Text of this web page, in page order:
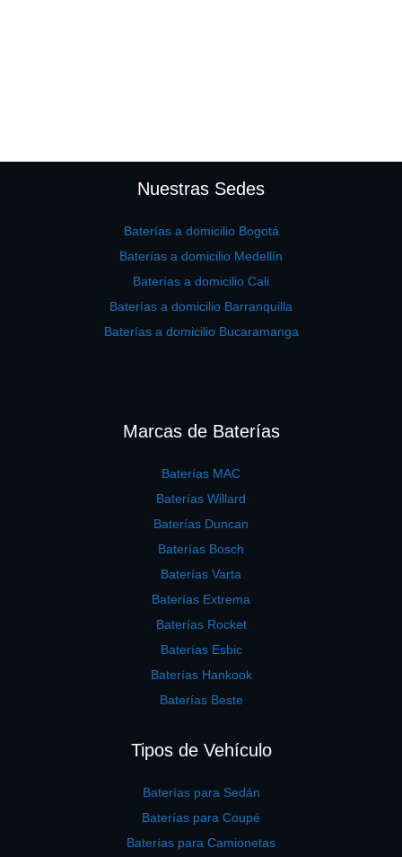
Nuestras Sedes
Baterías a domicilio Bogotá
Baterías a domicilio Medellín
Baterías a domicilio Cali
Baterías a domicilio Barranquilla
Baterías a domicilio Bucaramanga
Marcas de Baterías
Baterías MAC
Baterías Willard
Baterías Duncan
Baterías Bosch
Baterías Varta
Baterías Extrema
Baterías Rocket
Baterías Esbic
Baterías Hankook
Baterías Beste
Tipos de Vehículo
Baterías para Sedán
Baterías para Coupé
Baterías para Camionetas